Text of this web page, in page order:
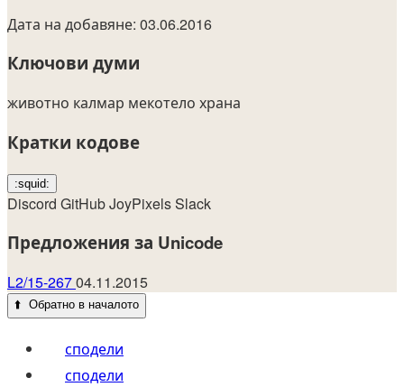
Дата на добавяне: 03.06.2016
Ключови думи
животно калмар мекотело храна
Кратки кодове
:squid:
Discord GitHubJoyPixelsSlack
Предложения за Unicode
L2/15-26704.11.2015
⬆️ Обратно в началото
сподели
сподели